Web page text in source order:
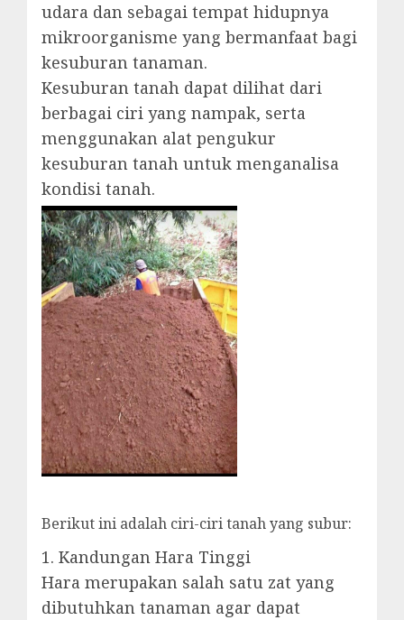
udara dan sebagai tempat hidupnya
mikroorganisme yang bermanfaat bagi
kesuburan tanaman.
Kesuburan tanah dapat dilihat dari
berbagai ciri yang nampak, serta
menggunakan alat pengukur
kesuburan tanah untuk menganalisa
kondisi tanah.
Berikut ini adalah ciri-ciri tanah yang subur:
1. Kandungan Hara Tinggi
Hara merupakan salah satu zat yang
dibutuhkan tanaman agar dapat